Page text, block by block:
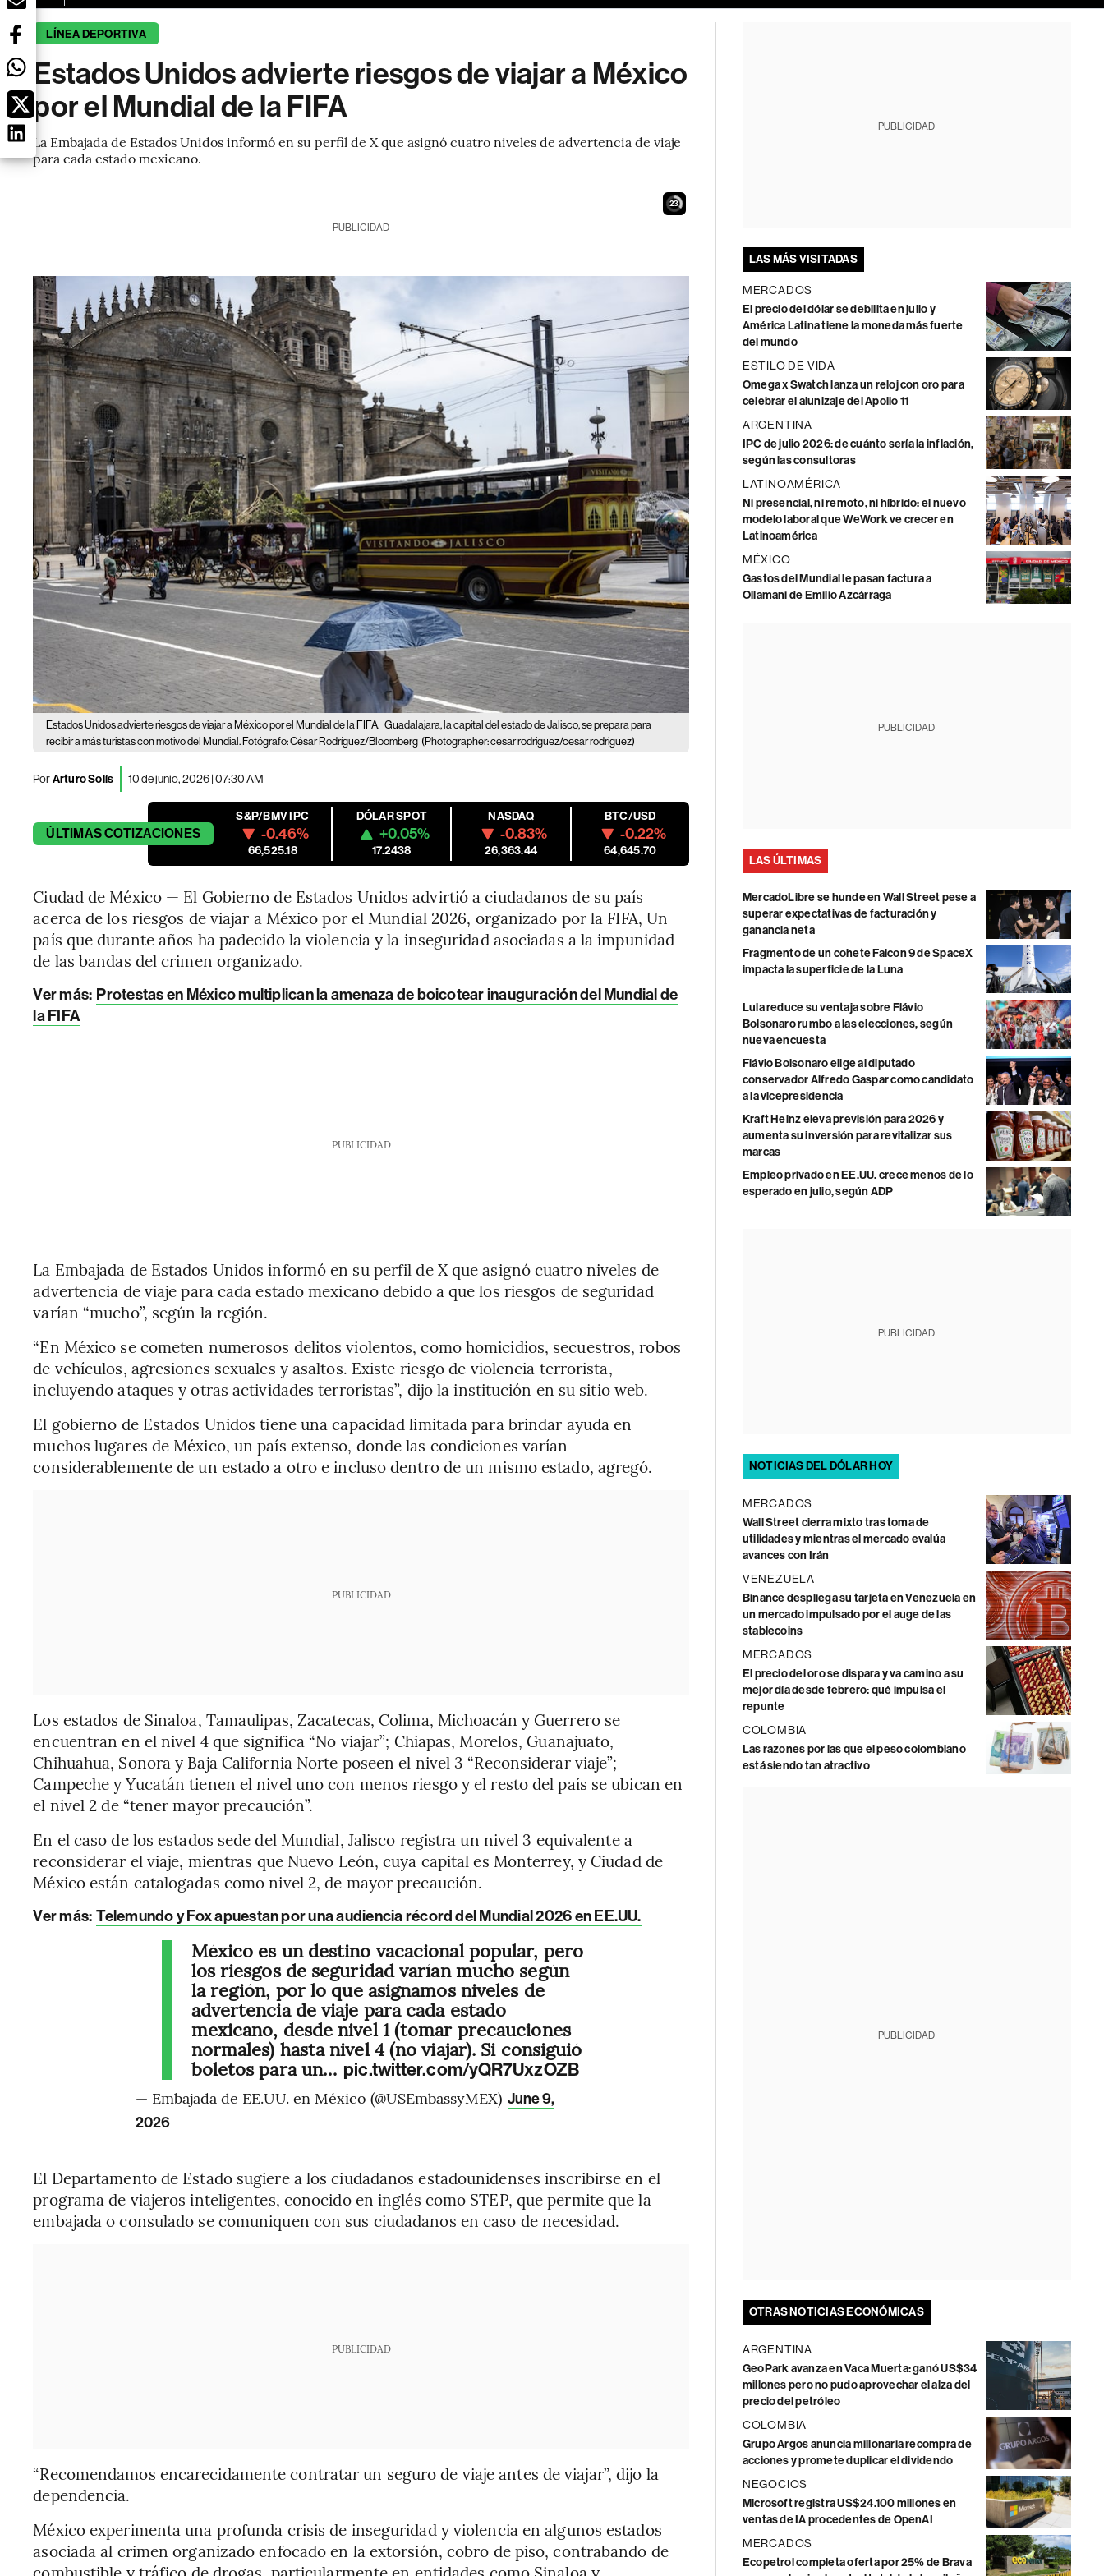
LÍNEA DEPORTIVA
Estados Unidos advierte riesgos de viajar a México
por el Mundial de la FIFA
La Embajada de Estados Unidos informó en su perfil de X que asignó cuatro niveles de advertencia de viaje
para cada estado mexicano.
21
PUBLICIDAD
Estados Unidos advierte riesgos de viajar a México por el Mundial de la FIFA. Guadalajara, la capital del estado de Jalisco, se prepara para
recibir a más turistas con motivo del Mundial. Fotógrafo: César Rodríguez/Bloomberg (Photographer: cesar rodriguez/cesar rodriguez)
PorArturo Solís 10 de junio, 2026 | 07:30 AM
ÚLTIMASCOTIZACIONES
S&P/BMV IPC
-0.46%
66,525.18
DÓLAR SPOT
+0.05%
17.2438
NASDAQ
-0.83%
26,363.44
BTC/USD
-0.22%
64,645.70
Ciudad de México — El Gobierno de Estados Unidos advirtió a ciudadanos de su país
acerca de los riesgos de viajar a México por el Mundial 2026, organizado por la FIFA, Un
país que durante años ha padecido la violencia y la inseguridad asociadas a la impunidad
de las bandas del crimen organizado.
Ver más: Protestas en México multiplican la amenaza de boicotear inauguración del Mundial de
la FIFA
PUBLICIDAD
La Embajada de Estados Unidos informó en su perfil de X que asignó cuatro niveles de
advertencia de viaje para cada estado mexicano debido a que los riesgos de seguridad
varían “mucho”, según la región.
“En México se cometen numerosos delitos violentos, como homicidios, secuestros, robos
de vehículos, agresiones sexuales y asaltos. Existe riesgo de violencia terrorista,
incluyendo ataques y otras actividades terroristas”, dijo la institución en su sitio web.
El gobierno de Estados Unidos tiene una capacidad limitada para brindar ayuda en
muchos lugares de México, un país extenso, donde las condiciones varían
considerablemente de un estado a otro e incluso dentro de un mismo estado, agregó.
PUBLICIDAD
Los estados de Sinaloa, Tamaulipas, Zacatecas, Colima, Michoacán y Guerrero se
encuentran en el nivel 4 que significa “No viajar”; Chiapas, Morelos, Guanajuato,
Chihuahua, Sonora y Baja California Norte poseen el nivel 3 “Reconsiderar viaje”;
Campeche y Yucatán tienen el nivel uno con menos riesgo y el resto del país se ubican en
el nivel 2 de “tener mayor precaución”.
En el caso de los estados sede del Mundial, Jalisco registra un nivel 3 equivalente a
reconsiderar el viaje, mientras que Nuevo León, cuya capital es Monterrey, y Ciudad de
México están catalogadas como nivel 2, de mayor precaución.
Ver más: Telemundo y Fox apuestan por una audiencia récord del Mundial 2026 en EE.UU.
México es un destino vacacional popular, pero
los riesgos de seguridad varían mucho según
la región, por lo que asignamos niveles de
advertencia de viaje para cada estado
mexicano, desde nivel 1 (tomar precauciones
normales) hasta nivel 4 (no viajar). Si consiguió
boletos para un… pic.twitter.com/yQR7UxzOZB
— Embajada de EE.UU. en México (@USEmbassyMEX) June 9,
2026
El Departamento de Estado sugiere a los ciudadanos estadounidenses inscribirse en el
programa de viajeros inteligentes, conocido en inglés como STEP, que permite que la
embajada o consulado se comuniquen con sus ciudadanos en caso de necesidad.
PUBLICIDAD
“Recomendamos encarecidamente contratar un seguro de viaje antes de viajar”, dijo la
dependencia.
México experimenta una profunda crisis de inseguridad y violencia en algunos estados
asociada al crimen organizado enfocado en la extorsión, cobro de piso, contrabando de
PUBLICIDAD
LAS MÁS VISITADAS
MERCADOS
El precio del dólar se debilita en julio y
América Latina tiene la moneda más fuerte
del mundo
ESTILO DE VIDA
Omega x Swatch lanza un reloj con oro para
celebrar el alunizaje del Apollo 11
ARGENTINA
IPC de julio 2026: de cuánto sería la inflación,
según las consultoras
LATINOAMÉRICA
Ni presencial, ni remoto, ni híbrido: el nuevo
modelo laboral que WeWork ve crecer en
Latinoamérica
MÉXICO
Gastos del Mundial le pasan factura a
Ollamani de Emilio Azcárraga
PUBLICIDAD
LAS ÚLTIMAS
MercadoLibre se hunde en Wall Street pese a
superar expectativas de facturación y
ganancia neta
Fragmento de un cohete Falcon 9 de SpaceX
impacta la superficie de la Luna
Lula reduce su ventaja sobre Flávio
Bolsonaro rumbo a las elecciones, según
nueva encuesta
Flávio Bolsonaro elige al diputado
conservador Alfredo Gaspar como candidato
a la vicepresidencia
Kraft Heinz eleva previsión para 2026 y
aumenta su inversión para revitalizar sus
marcas
Empleo privado en EE.UU. crece menos de lo
esperado en julio, según ADP
PUBLICIDAD
NOTICIAS DEL DÓLAR HOY
MERCADOS
Wall Street cierra mixto tras toma de
utilidades y mientras el mercado evalúa
avances con Irán
VENEZUELA
Binance despliega su tarjeta en Venezuela en
un mercado impulsado por el auge de las
stablecoins
MERCADOS
El precio del oro se dispara y va camino a su
mejor día desde febrero: qué impulsa el
repunte
COLOMBIA
Las razones por las que el peso colombiano
está siendo tan atractivo
PUBLICIDAD
OTRAS NOTICIAS ECONÓMICAS
ARGENTINA
GeoPark avanza en Vaca Muerta: ganó US$34
millones pero no pudo aprovechar el alza del
precio del petróleo
COLOMBIA
Grupo Argos anuncia millonaria recompra de
acciones y promete duplicar el dividendo
NEGOCIOS
Microsoft registra US$24.100 millones en
ventas de IA procedentes de OpenAI
MERCADOS
Ecopetrol completa oferta por 25% de Brava